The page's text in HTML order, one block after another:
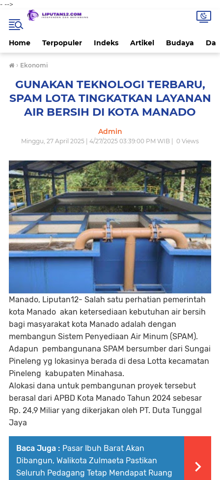
- -->
Home Terpopuler Indeks Artikel Budaya
› Ekonomi
GUNAKAN TEKNOLOGI TERBARU,
SPAM LOTA TINGKATKAN LAYANAN
AIR BERSIH DI KOTA MANADO
Admin
Minggu, 27 April 2025 | 4/27/2025 03:39:00 PM WIB | 0 Views
Manado, Liputan12- Salah satu perhatian pemerintah
kota Manado akan ketersediaan kebutuhan air bersih
bagi masyarakat kota Manado adalah dengan
membangun Sistem Penyediaan Air Minum (SPAM).
Adapun pembangunana SPAM bersumber dari Sungai
Pineleng yg lokasinya berada di desa Lotta kecamatan
Pineleng kabupaten Minahasa.
Alokasi dana untuk pembangunan proyek tersebut
berasal dari APBD Kota Manado Tahun 2024 sebesar
Rp. 24,9 Miliar yang dikerjakan oleh PT. Duta Tunggal
Jaya
Baca Juga : Pasar Ibuh Barat Akan
Dibangun, Walikota Zulmaeta Pastikan
Seluruh Pedagang Tetap Mendapat Ruang